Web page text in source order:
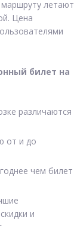
летают
Цена
билет на
различаются
от и до
чем билет
и